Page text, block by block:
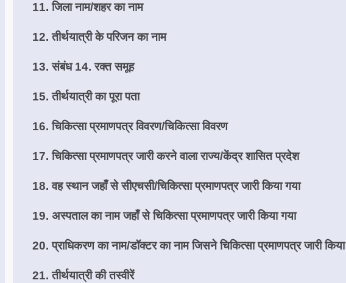
11. जिला नाम/शहर का नाम
12. तीर्थयात्री के परिजन का नाम
13. संबंध 14. रक्त समूह
15. तीर्थयात्री का पूरा पता
16. चिकित्सा प्रमाणपत्र विवरण/चिकित्सा विवरण
17. चिकित्सा प्रमाणपत्र जारी करने वाला राज्य/केंद्र शासित प्रदेश
18. वह स्थान जहाँ से सीएचसी/चिकित्सा प्रमाणपत्र जारी किया गया
19. अस्पताल का नाम जहाँ से चिकित्सा प्रमाणपत्र जारी किया गया
20. प्राधिकरण का नाम/डॉक्टर का नाम जिसने चिकित्सा प्रमाणपत्र जारी किया
21. तीर्थयात्री की तस्वीरें